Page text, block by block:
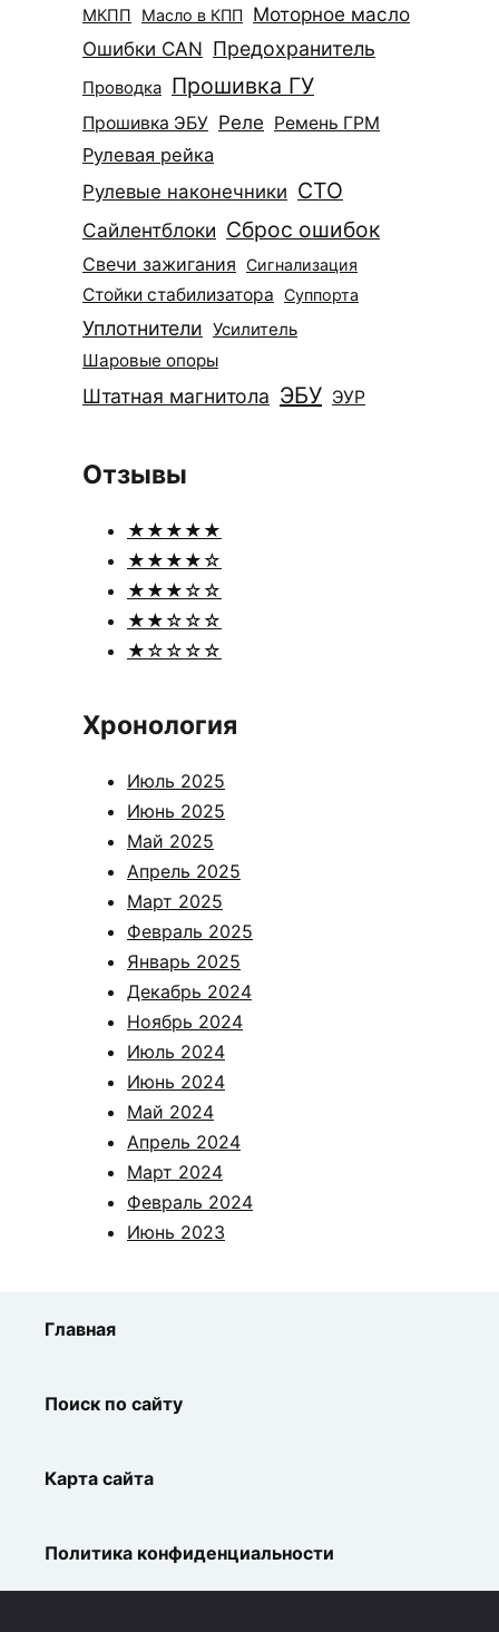
МКПП Масло в КПП
Моторное масло
Ошибки CAN Предохранитель
Проводка Прошивка ГУ
Прошивка ЭБУ Реле Ремень ГРМ
Рулевая рейка
Рулевые наконечники СТО
Сайлентблоки Сброс ошибок
Свечи зажигания Сигнализация
Стойки стабилизатора Суппорта
Уплотнители Усилитель
Шаровые опоры
Штатная магнитола ЭБУ ЭУР
Отзывы
★★★★★
★★★★☆
★★★☆☆
★★☆☆☆
★☆☆☆☆
Хронология
Июль 2025
Июнь 2025
Май 2025
Апрель 2025
Март 2025
Февраль 2025
Январь 2025
Декабрь 2024
Ноябрь 2024
Июль 2024
Июнь 2024
Май 2024
Апрель 2024
Март 2024
Февраль 2024
Июнь 2023
Главная
Поиск по сайту
Карта сайта
Политика конфиденциальности